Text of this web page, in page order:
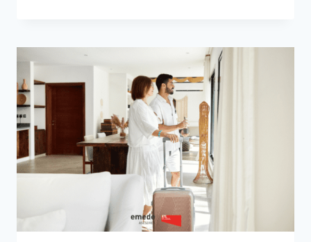
TRIBUNAL
SUPREMO
LIMITA
DEFINITIVAMENTE
LAS
LIQUIDACIONES
REITERADAS
HACIENDA